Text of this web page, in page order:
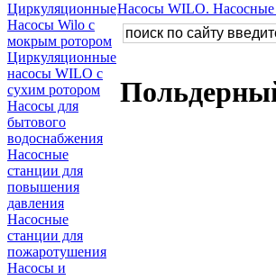
Циркуляционные
Насосы Wilo с
мокрым ротором
Циркуляционные
насосы WILO с
сухим ротором
Насосы для
бытового
водоснабжения
Насосные
станции для
повышения
давления
Насосные
станции для
пожаротушения
Насосы и
Насосы WILO.